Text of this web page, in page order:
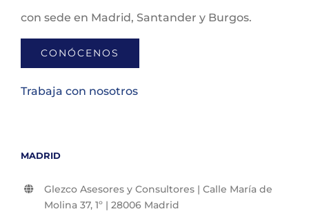
con sede en Madrid, Santander y Burgos.
CONÓCENOS
Trabaja con nosotros
MADRID
Glezco Asesores y Consultores | Calle María de
Molina 37, 1º | 28006 Madrid